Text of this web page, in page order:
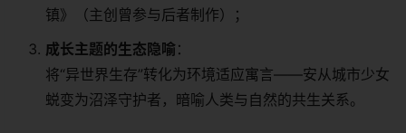
镇》（主创曾参与后者制作）；
​成长主题的生态隐喻​​：
将“异世界生存”转化为环境适应寓言——安从城市少女
蜕变为沼泽守护者，暗喻人类与自然的共生关系。